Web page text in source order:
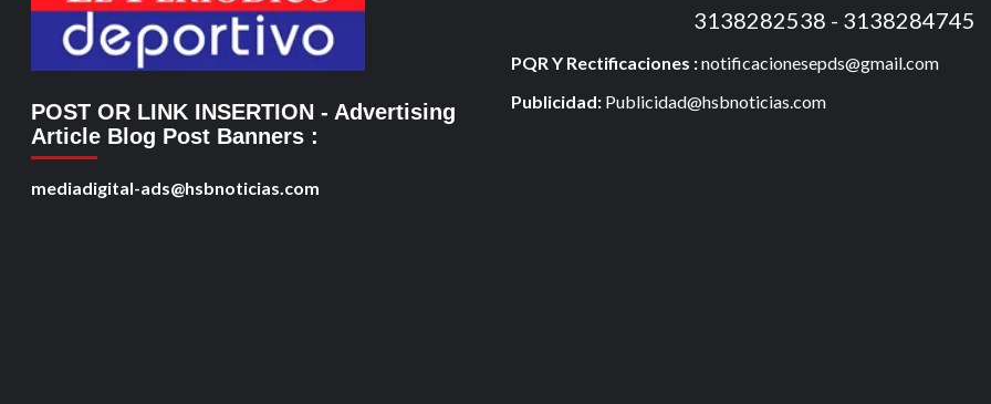
POST OR LINK INSERTION - Advertising
Article Blog Post Banners :
mediadigital-ads@hsbnoticias.com
3138282538 - 3138284745
PQR Y Rectificaciones :notificacionesepds@gmail.com
Publicidad: Publicidad@hsbnoticias.com